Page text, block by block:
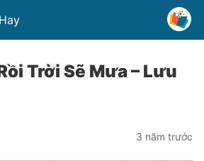
Trời Sẽ Mưa – Lưu
3 năm trước